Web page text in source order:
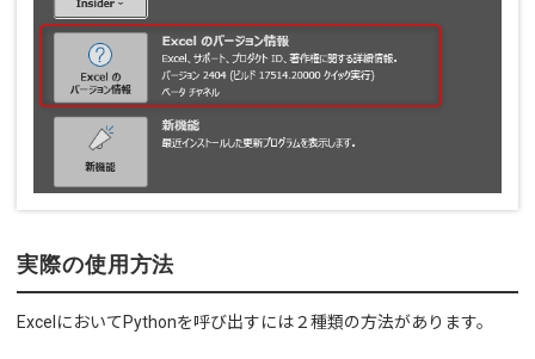
実際の使用方法
ExcelにおいてPythonを呼び出すには２種類の方法があります。